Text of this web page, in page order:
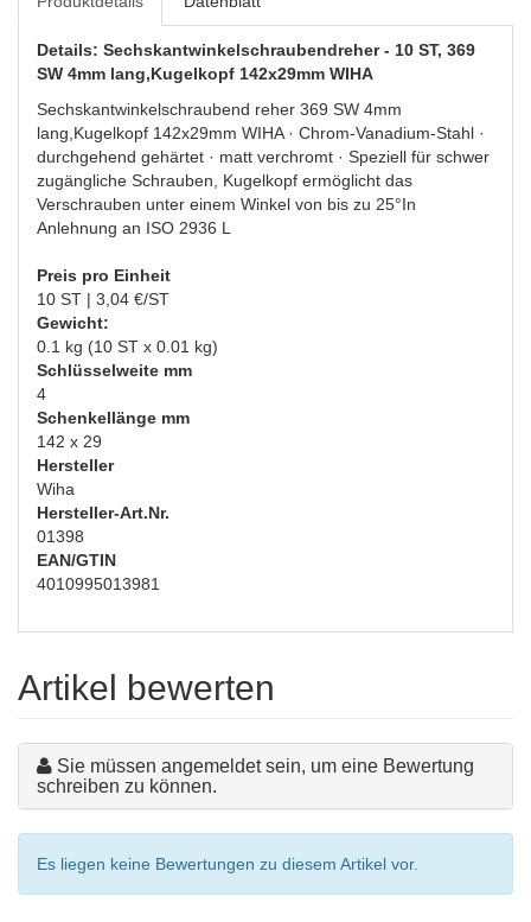
Details: Sechskantwinkelschraubendreher - 10 ST, 369
SW 4mm lang,Kugelkopf 142x29mm WIHA
Sechskantwinkelschraubend reher 369 SW 4mm
lang,Kugelkopf 142x29mm WIHA · Chrom-Vanadium-Stahl ·
durchgehend gehärtet · matt verchromt · Speziell für schwer
zugängliche Schrauben, Kugelkopf ermöglicht das
Verschrauben unter einem Winkel von bis zu 25°In
Anlehnung an ISO 2936 L
Preis pro Einheit
10 ST | 3,04 €/ST
Gewicht:
0.1 kg (10 ST x 0.01 kg)
Schlüsselweite mm
4
Schenkellänge mm
142 x 29
Hersteller
Wiha
Hersteller-Art.Nr.
01398
EAN/GTIN
4010995013981
Artikel bewerten
Sie müssen angemeldet sein, um eine Bewertung
schreiben zu können.
Es liegen keine Bewertungen zu diesem Artikel vor.